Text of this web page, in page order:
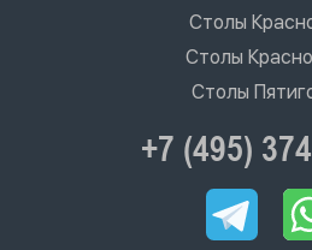
Столы
Столы
Столы
+7 (495)